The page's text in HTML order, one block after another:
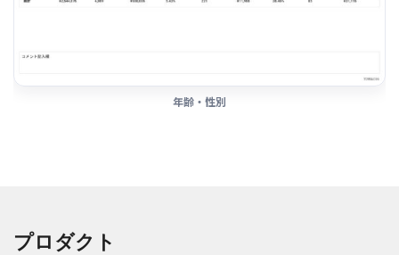
年齢・性別
プロダクト